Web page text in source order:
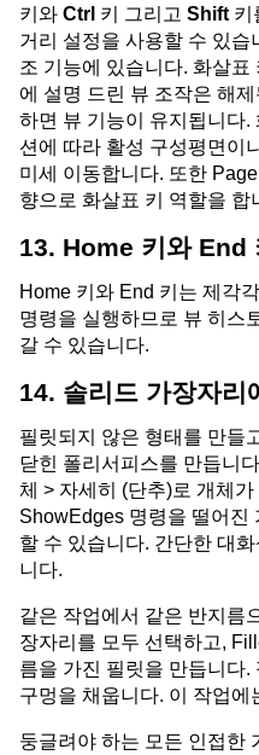
키와 Ctrl 키 그리고 Shift 키
거리 설정을 사용할 수 있습
조 기능에 있습니다. 화살표
에 설명 드린 뷰 조작은 해
하면 뷰 기능이 유지됩니다.
션에 따라 활성 구성평면이
미세 이동합니다. 또한
향으로 화살표 키 역할을 합
13. Home 키와 End
Home 키와 End 키는 제각각
명령을 실행하므로 뷰 히스
갈 수 있습니다.
14. 솔리드 가장자리
필릿되지 않은 형태를 만들
닫힌 폴리서피스를 만듭니
체 > 자세히 (단추)로 개체
ShowEdges 명령을 떨어진
할 수 있습니다. 간단한 대
니다.
같은 작업에서 같은 반지름
장자리를 모두 선택하고,
름을 가진 필릿을 만듭니다
구멍을 채웁니다. 이 작업에
둥글려야 하는 모든 인접한